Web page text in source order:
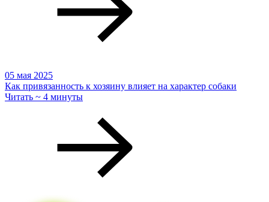
05 мая 2025
Как привязанность к хозяину влияет на характер собаки
Читать ~ 4 минуты